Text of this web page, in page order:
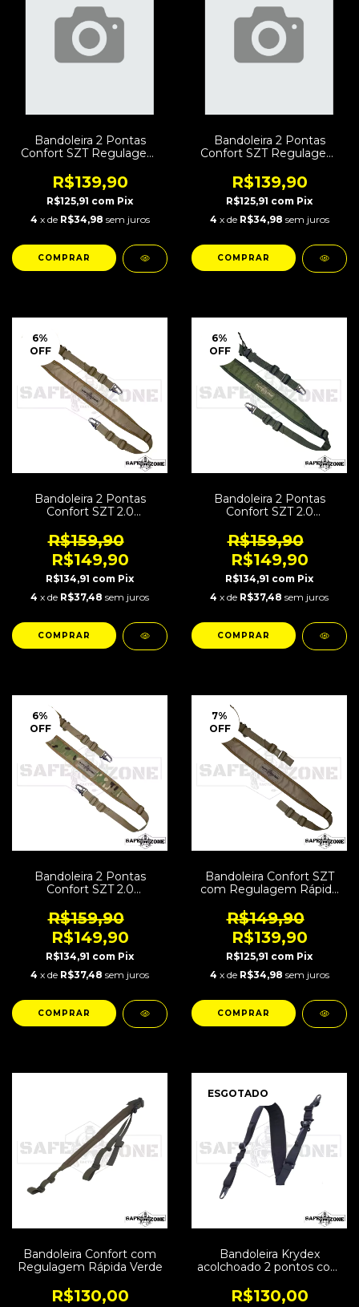
Bandoleira 2 Pontas
Confort SZT Regulagem
R$139,90
R$125,91 com Pix
4 x de R$34,98 sem juros
Bandoleira 2 Pontas
Confort SZT Regulagem
R$139,90
R$125,91 com Pix
4 x de R$34,98 sem juros
6%
OFF
Bandoleira 2 Pontas
Confort SZT 2.0
R$159,90
R$149,90
R$134,91 com Pix
4 x de R$37,48 sem juros
6%
OFF
Bandoleira 2 Pontas
Confort SZT 2.0
R$159,90
R$149,90
R$134,91 com Pix
4 x de R$37,48 sem juros
6%
OFF
Bandoleira 2 Pontas
Confort SZT 2.0
Multcam
R$159,90
R$149,90
R$134,91 com Pix
4 x de R$37,48 sem juros
7%
OFF
Bandoleira Confort SZT
com Regulagem Rápida
R$149,90
R$139,90
R$125,91 com Pix
4 x de R$34,98 sem juros
Bandoleira Confort com
Regulagem Rápida Verde
R$130,00
ESGOTADO
Bandoleira Krydex
acolchoado 2 pontos com
R$130,00